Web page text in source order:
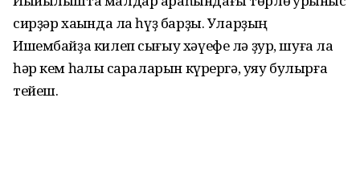
сирҙәр хаҡында ла һүҙ барҙы. Уларҙың
Ишембайҙа килеп сығыу хәүефе лә ҙур, шуға ла
һәр кем һаҡлыҡ сараларын күрергә, уяу булырға
тейеш.